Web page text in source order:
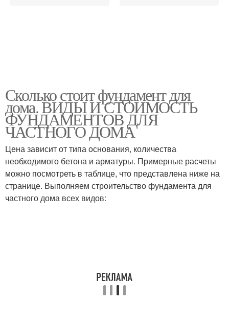
Сколько стоит фундамент для
дома. ВИДЫ И СТОИМОСТЬ
ФУНДАМЕНТОВ ДЛЯ
ЧАСТНОГО ДОМА
Цена зависит от типа основания, количества
необходимого бетона и арматуры. Примерные расчеты
можно посмотреть в таблице, что представлена ниже на
странице. Выполняем строительство фундамента для
частного дома всех видов: